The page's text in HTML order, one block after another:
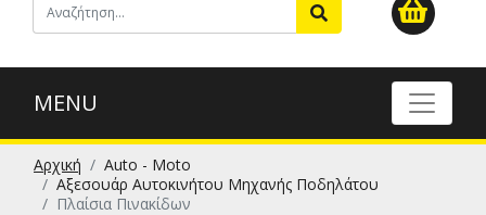
MENU
Αρχική
Auto - Moto
Αξεσουάρ Αυτοκινήτου Μηχανής Ποδηλάτου
Πλαίσια Πινακίδων